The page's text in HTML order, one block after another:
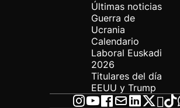
Últimas noticias
Guerra de
Ucrania
Calendario
Laboral Euskadi
2026
Titulares del día
EEUU y Trump